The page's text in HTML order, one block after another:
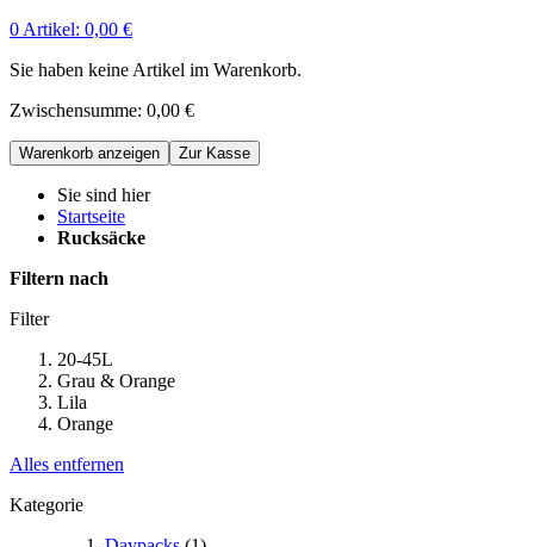
0 Artikel: 0,00 €
Sie haben keine Artikel im Warenkorb.
Zwischensumme: 0,00 €
Warenkorb anzeigen Zur Kasse
Sie sind hier
Startseite
Rucksäcke
Filtern nach
Filter
20-45L
Grau & Orange
Lila
Orange
Alles entfernen
Kategorie